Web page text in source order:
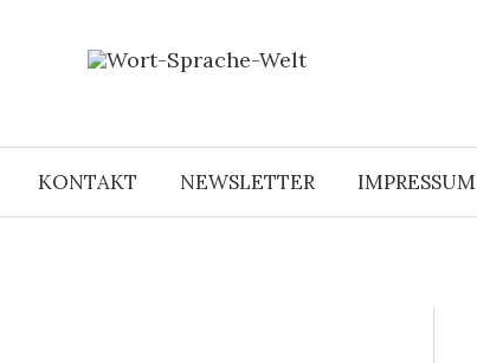
KONTAKT NEWSLETTER IMPRESSUM